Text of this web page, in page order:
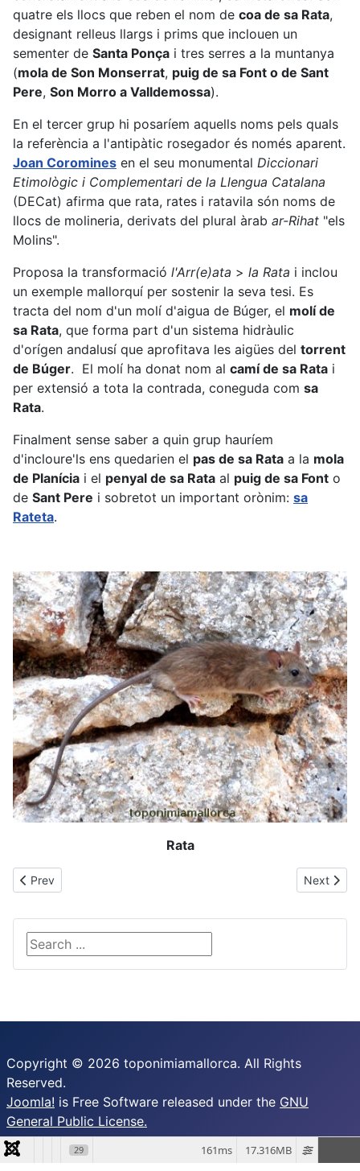
quatre els llocs que reben el nom de coa de sa Rata,
designant relleus llargs i prims que inclouen un
sementer de Santa Ponça i tres serres a la muntanya
(mola de Son Monserrat, puig de sa Font o de Sant
Pere, Son Morro a Valldemossa).
En el tercer grup hi posaríem aquells noms pels quals
la referència a l'antipàtic rosegador és només aparent.
Joan Coromines en el seu monumental Diccionari
Etimològic i Complementari de la Llengua Catalana
(DECat) afirma que rata, rates i ratavila són noms de
llocs de molineria, derivats del plural àrab ar-Rihat "els
Molins".
Proposa la transformació l'Arr(e)ata > la Rata i inclou
un exemple mallorquí per sostenir la seva tesi. Es
tracta del nom d'un molí d'aigua de Búger, el molí de
sa Rata, que forma part d'un sistema hidràulic
d'orígen andalusí que aprofitava les aigües del torrent
de Búger. El molí ha donat nom al camí de sa Rata i
per extensió a tota la contrada, coneguda com sa
Rata.
Finalment sense saber a quin grup hauríem
d'incloure'ls ens quedarien el pas de sa Rata a la mola
de Planícia i el penyal de sa Rata al puig de sa Font o
de Sant Pere i sobretot un important orònim: sa
Rateta.
Rata
Previous article: Ribera de Salaverd
Prev Next
Next
Search ...
Copyright © 2026 toponimiamallorca. All Rights
Reserved.
Joomla! is Free Software released under the GNU
General Public License.
29 17.316MB
161ms